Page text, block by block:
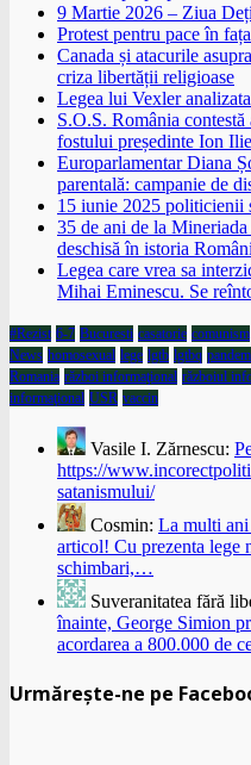
9 Martie 2026 – Ziua
Protest pentru pace în
Canada și atacurile
criza libertății religioase
Legea lui Vexler
S.O.S. România
fostului președinte Ion
Europarlamentar Diana
parentală: campanie de
15 iunie 2025 politicienii
35 de ani de la
deschisă în istoria
Legea care vrea sa
Mihai Eminescu. Se
#Rezist 6-7 Bucuresti casatorie comunism
News homosexual lege lgtb lgtbq
Romania război informaţional războiul
informaţional USR vaccin
Vasile I. Zărnescu:
https://
satanismului/
Cosmin: La multi
articol! Cu prezenta lege
schimbari,…
Suveranitatea fără
înainte, George Simion
acordarea a 800.000 de
Urmărește-ne pe